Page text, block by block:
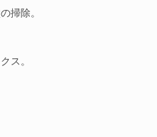
掃除。
ス。